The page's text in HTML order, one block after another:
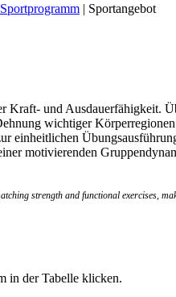
Sportprogramm | Sportangebot
Kraft- und Ausdauerfähigkeit.
wichtiger
motivierenden
strength and functional exercises,
in der Tabelle klicken.